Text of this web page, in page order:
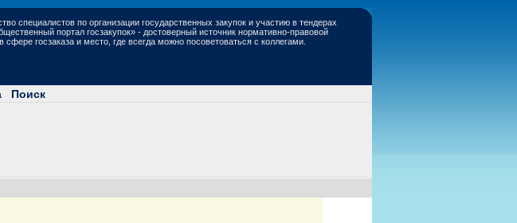
специалистов по организации государственных закупок и участию в тендерах
портал госзакупок» - достоверный источник нормативно-правовой
госзаказа и место, где всегда можно посоветоваться с коллегами.
Поиск